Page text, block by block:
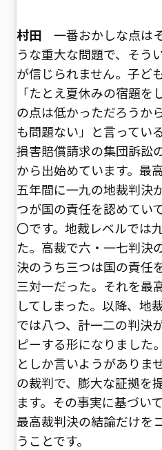
村田一番おかしな点は
うな重大な問題で、そう
が信じられません。子ど
「たとえ夏休みの宿題を
の点は低かっただろうか
も問題ない」と言ってい
損害賠償請求の集団訴訟
から出始めています。最
五年間に一九の地裁判決
つが国の責任を認めてい
〇です。地裁レベルでは
た。高裁で六・一七判決
決のうち三つは国の責任
三対一だった。それを最
してしまった。以降、地
では八つ、計一二の判決
ピーする形になりました
としか言いようがありま
の裁判で、膨大な証拠を
ます。その事実に基づい
最高裁判決の結論だけを
うことです。